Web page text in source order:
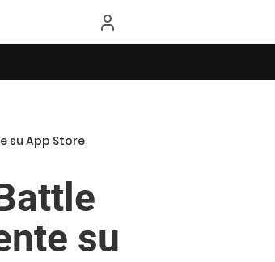
su App Store
su